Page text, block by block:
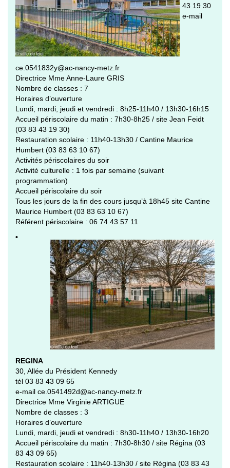
43 19 30
e-mail
ce.0541832y@ac-nancy-metz.fr
Directrice Mme Anne-Laure GRIS
Nombre de classes : 7
Horaires d’ouverture
Lundi, mardi, jeudi et vendredi : 8h25-11h40 / 13h30-16h15
Accueil périscolaire du matin : 7h30-8h25 / site Jean Feidt
(03 83 43 19 30)
Restauration scolaire : 11h40-13h30 / Cantine Maurice
Humbert (03 83 63 10 67)
Activités périscolaires du soir
Activité culturelle : 1 fois par semaine (suivant
programmation)
Accueil périscolaire du soir
Tous les jours de la fin des cours jusqu’à 18h45 site Cantine
Maurice Humbert (03 83 63 10 67)
Référent périscolaire : 06 74 43 57 11
•
REGINA
30, Allée du Président Kennedy
tél 03 83 43 09 65
e-mail ce.0541492d@ac-nancy-metz.fr
Directrice Mme Virginie ARTIGUE
Nombre de classes : 3
Horaires d’ouverture
Lundi, mardi, jeudi et vendredi : 8h30-11h40 / 13h30-16h20
Accueil périscolaire du matin : 7h30-8h30 / site Régina (03
83 43 09 65)
Restauration scolaire : 11h40-13h30 / site Régina (03 83 43